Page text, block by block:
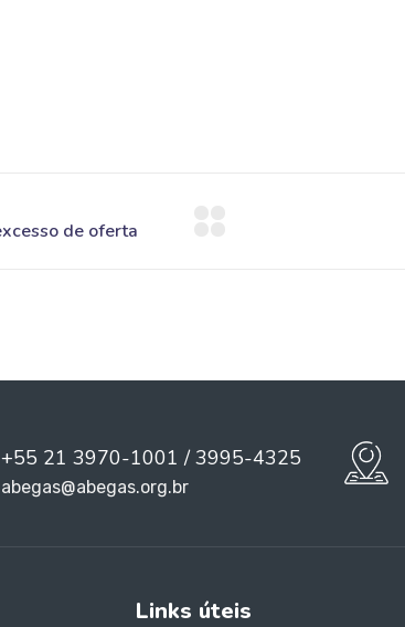
+55 21 3970-1001 / 3995-4325
abegas@abegas.org.br
Links úteis